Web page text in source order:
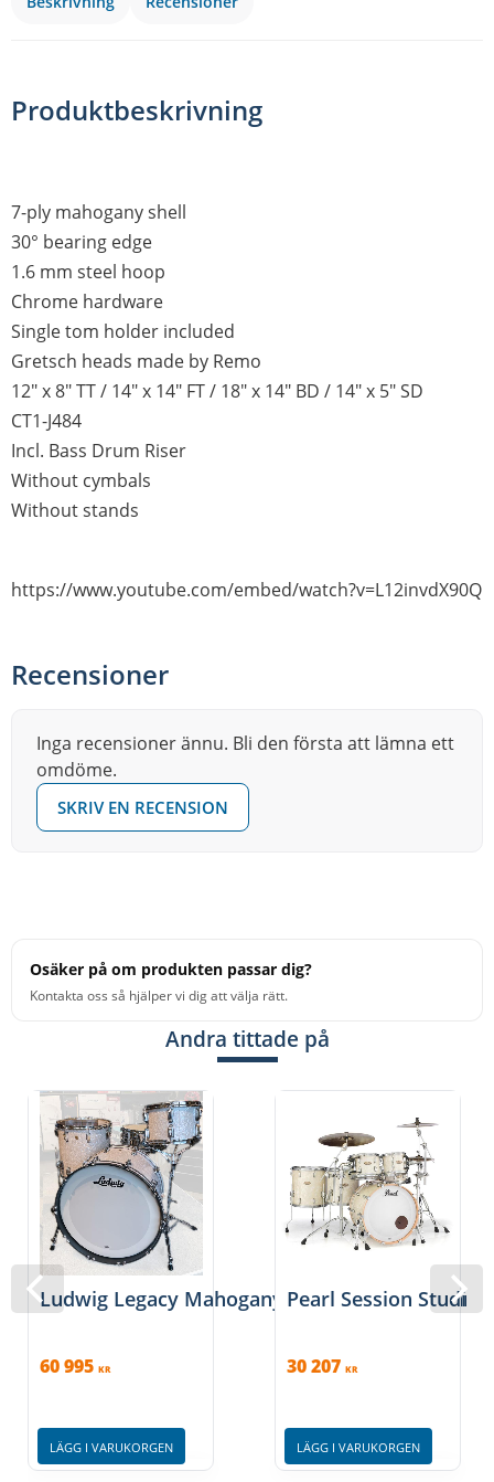
Produktbeskrivning
7-ply mahogany shell
30° bearing edge
1.6 mm steel hoop
Chrome hardware
Single tom holder included
Gretsch heads made by Remo
12" x 8" TT / 14" x 14" FT / 18" x 14" BD / 14" x 5" SD
CT1-J484
Incl. Bass Drum Riser
Without cymbals
Without stands
https://www.youtube.com/embed/watch?v=L12invdX90Q
Recensioner
Inga recensioner ännu. Bli den första att lämna ett
omdöme.
SKRIV EN RECENSION
Osäker på om produkten passar dig?
Kontakta oss så hjälper vi dig att välja rätt.
Andra tittade på
Ludwig Legacy Mahogany Custom, White
60 995 KR
LÄGG I VARUKORGEN
Pearl Session Studio
30 207 KR
LÄGG I VARUKORGEN